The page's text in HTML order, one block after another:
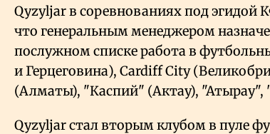
Qyzyljar в соревнованиях под эгидой
что генеральным менеджером
послужном списке работа в
и Герцеговина), Cardiff City
(Алматы), "Каспий" (Актау), "Атырау",
Qyzyljar стал вторым клубом в пуле